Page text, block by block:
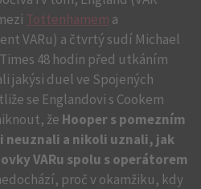
Tottenhamem a
VARu) a čtvrtý sudí Michael
48 hodin před utkáním
jakýsi duel ve Spojených
se Englandovi s Cookem
že Hooper s pomezním
neuznali a nikoli uznali, jak
VARu spolu s operátorem
proč v okamžiku, kdy